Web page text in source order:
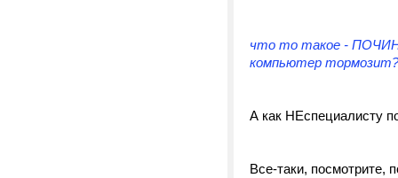
что то такое -
компьютер
А как НЕспециалисту
Все-таки, посмотрите,